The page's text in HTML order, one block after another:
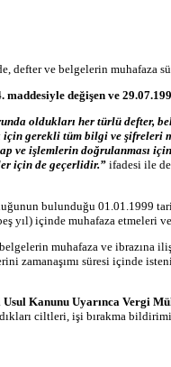
ve belgelerin muhafaza
maddesiyle değişen ve
oldukları her türlü
gerekli tüm bilgi ve şifreleri
işlemlerin doğrulanması
için de geçerlidir.” ifadesi ile
bulunduğu 01.01.1999
yıl) içinde muhafaza
belgelerin muhafaza ve
zamanaşımı süresi içinde
Kanunu Uyarınca Vergi
ciltleri, işi bırakma